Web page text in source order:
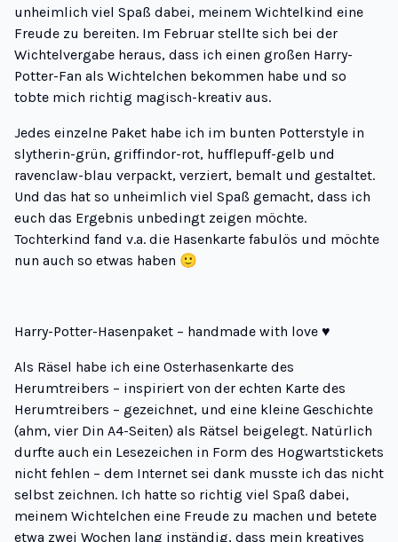
unheimlich viel Spaß dabei, meinem Wichtelkind eine
Freude zu bereiten. Im Februar stellte sich bei der
Wichtelvergabe heraus, dass ich einen großen Harry-
Potter-Fan als Wichtelchen bekommen habe und so
tobte mich richtig magisch-kreativ aus.
Jedes einzelne Paket habe ich im bunten Potterstyle in
slytherin-grün, griffindor-rot, hufflepuff-gelb und
ravenclaw-blau verpackt, verziert, bemalt und gestaltet.
Und das hat so unheimlich viel Spaß gemacht, dass ich
euch das Ergebnis unbedingt zeigen möchte.
Tochterkind fand v.a. die Hasenkarte fabulös und möchte
nun auch so etwas haben 🙂
Harry-Potter-Hasenpaket – handmade with love ♥
Als Räsel habe ich eine Osterhasenkarte des
Herumtreibers – inspiriert von der echten Karte des
Herumtreibers – gezeichnet, und eine kleine Geschichte
(ahm, vier Din A4-Seiten) als Rätsel beigelegt. Natürlich
durfte auch ein Lesezeichen in Form des Hogwartstickets
nicht fehlen – dem Internet sei dank musste ich das nicht
selbst zeichnen. Ich hatte so richtig viel Spaß dabei,
meinem Wichtelchen eine Freude zu machen und betete
etwa zwei Wochen lang inständig, dass mein kreatives